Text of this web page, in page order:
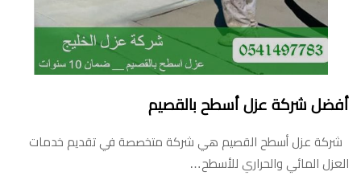
أفضل شركة عزل أسطح بالقصيم
شركة عزل أسطح القصيم هي شركة متخصصة في تقديم خدمات
العزل المائي والحراري للأسطح…